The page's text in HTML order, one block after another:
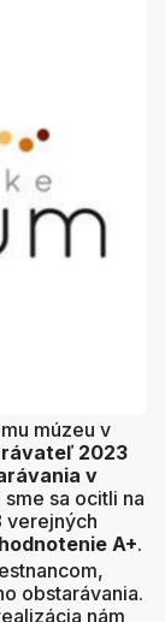
múzeu v
2023
v
sa ocitli na
verejných
hodnotenie A+.
obstarávania.
nám